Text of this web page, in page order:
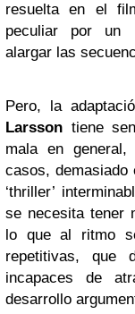
resuelta en el
peculiar por un
alargar las
Pero, la
Larsson tiene
mala en
casos, demasiado
‘thriller’
se necesita tener
lo que al ritmo
repetitivas, que
incapaces de
desarrollo